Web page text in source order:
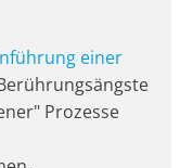
einer
Prozesse